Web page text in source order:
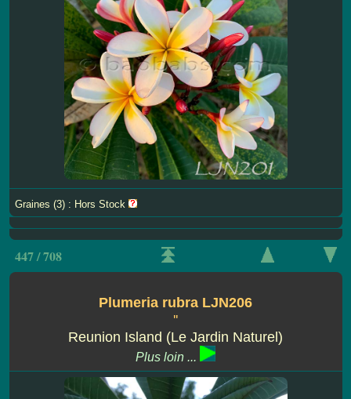
Graines (3) : Hors Stock
447 / 708
Plumeria rubra LJN206
''
Reunion Island (Le Jardin Naturel)
Plus loin ...